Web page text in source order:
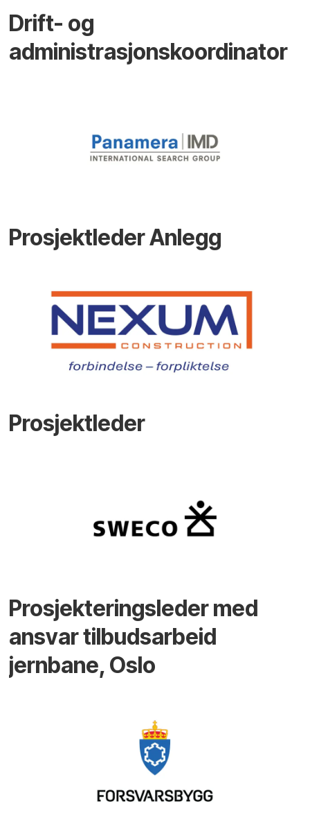
Drift- og
administrasjonskoordinator
Prosjektleder Anlegg
Prosjektleder
Prosjekteringsleder med
ansvar tilbudsarbeid
jernbane, Oslo